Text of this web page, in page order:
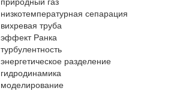
низкотемпературная сепарация
вихревая труба
эффект Ранка
турбулентность
энергетическое разделение
гидродинамика
моделирование